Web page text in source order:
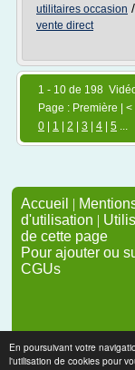
En poursuivant votre
l'utilisation de cookies pour
utilitaires occasion /
vente direct
1 - 10 de 198
Page : Première | <
0
1 2 3 4 5 ...
Accueil |
d'utilisation |
de cette page
Pour ajouter ou
CGUs